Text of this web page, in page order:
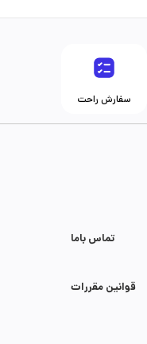
سفارش راحت
تماس با‌ما
قوانین مقررات